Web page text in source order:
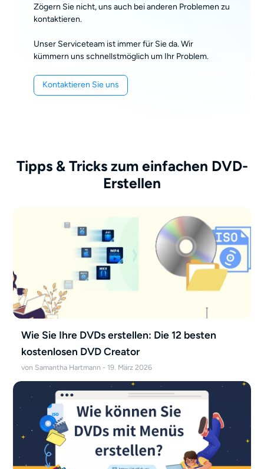
Zögern Sie nicht, uns auch bei anderen Problemen zu
kontaktieren.
Unser Serviceteam ist immer für Sie da. Wir
kümmern uns schnellstmöglich um Ihr Problem.
Kontaktieren Sie uns
Tipps & Tricks zum einfachen DVD-
Erstellen
Wie Sie Ihre DVDs erstellen: Die 12 besten
kostenlosen DVD Creator
von Samantha Hartmann - 19. März 2026